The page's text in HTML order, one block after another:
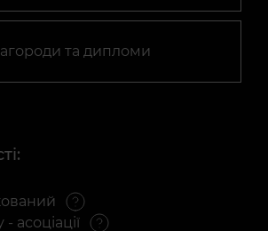
та дипломи
асоціації